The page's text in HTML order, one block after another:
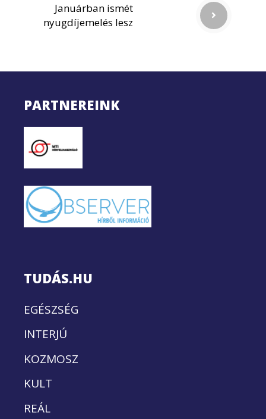
Januárban ismét
nyugdíjemelés lesz
PARTNEREINK
TUDÁS.HU
EGÉSZSÉG
INTERJÚ
KOZMOSZ
KULT
REÁL